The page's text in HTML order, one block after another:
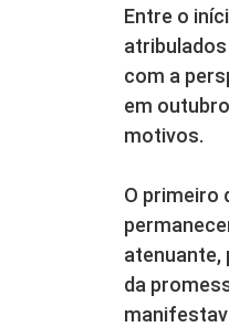
Entre o
com a
em
motivos.
O primeiro
atenuante,
da